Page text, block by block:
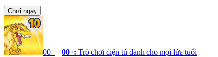
Chơi ngay
00+ 00+: Trò chơi điện tử dành cho mọi lứa tuổi